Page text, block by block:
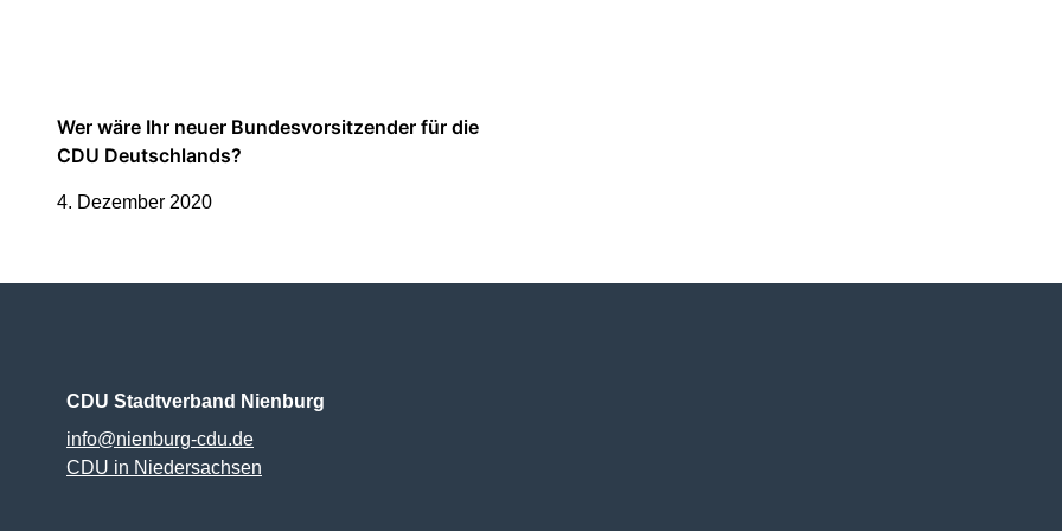
Wer wäre Ihr neuer Bundesvorsitzender für die
CDU Deutschlands?
4. Dezember 2020
CDU Stadtverband Nienburg
info@nienburg-cdu.de
CDU in Niedersachsen